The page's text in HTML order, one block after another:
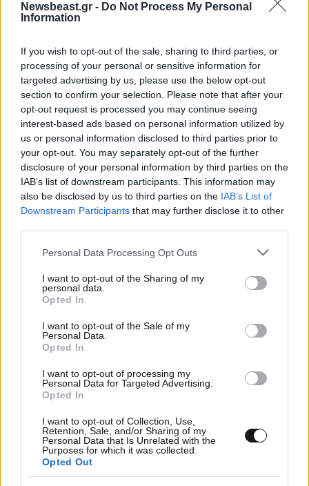
Newsbeast.gr - Do Not Process My Personal
Information
If you wish to opt-out of the sale, sharing to third parties, or
processing of your personal or sensitive information for
targeted advertising by us, please use the below opt-out
section to confirm your selection. Please note that after your
opt-out request is processed you may continue seeing
interest-based ads based on personal information utilized by
us or personal information disclosed to third parties prior to
your opt-out. You may separately opt-out of the further
disclosure of your personal information by third parties on the
IAB’s list of downstream participants. This information may
also be disclosed by us to third parties on the IAB’s List of
Downstream Participants that may further disclose it to other
Please note that this website/app uses one or more Google
not limited to your visit or usage behaviour. You may click to
grant or deny consent to Google and its third-party tags to
use your data for below specified purposes in below Google
consent section.
Personal Data Processing Opt Outs
I want to opt-out of the Sharing of my
personal data.
Opted In
I want to opt-out of the Sale of my
Personal Data.
Opted In
I want to opt-out of processing my
Personal Data for Targeted Advertising.
Opted In
I want to opt-out of Collection, Use,
Retention, Sale, and/or Sharing of my
Personal Data that Is Unrelated with the
Purposes for which it was collected.
Opted Out
29·08·2022 15:21
Σε εκδήλωση για τα 10 χρόνια από τον θάνατο του
Ιωάννη Κεφαλογιάννη θα μιλήσει ο Κώστας Καραμανλής
Κώστας Καραμανλής για Ρόμπερτ Ουίλιαμς: Με
συγκίνηση αποχαιρετώ τον φίλο μου